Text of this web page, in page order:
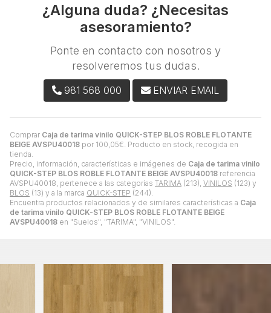
Comprar Caja de tarima vinilo QUICK-STEP BLOS ROBLE FLOTANTE
BEIGE AVSPU40018 por 100,05€ . Producto en stock, recogida en
tienda.
Precio, información, características e imágenes de Caja de tarima vinilo
QUICK-STEP BLOS ROBLE FLOTANTE BEIGE AVSPU40018 referencia
AVSPU40018, pertenece a las categorías TARIMA (213), VINILOS (123) y
BLOS (13) y a la marca QUICK-STEP (244).
Encuentra productos relacionados y de similares características a Caja
de tarima vinilo QUICK-STEP BLOS ROBLE FLOTANTE BEIGE
AVSPU40018 en "Suelos", "TARIMA", "VINILOS".
¿Alguna duda? ¿Necesitas
asesoramiento?
Ponte en contacto con nosotros y
resolveremos tus dudas.
981 568 000 ENVIAR EMAIL